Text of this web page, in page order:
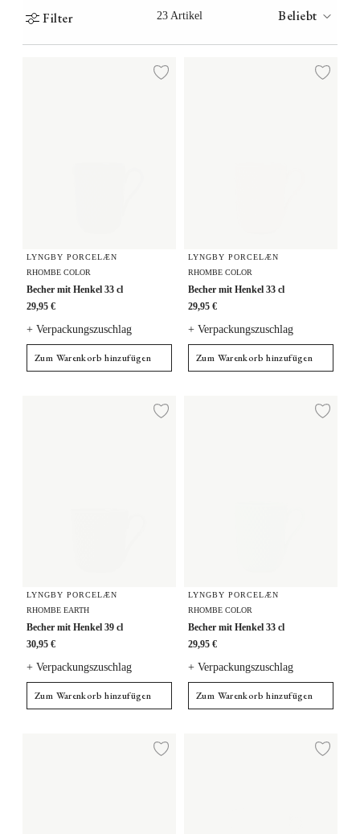
Filter 23 Artikel Beliebt
Zur Wunschliste
LYNGBY PORCELÆN
RHOMBE COLOR
Becher mit Henkel 33 cl
29,95 €
+ Verpackungszuschlag
Zum Warenkorb hinzufügen
LYNGBY PORCELÆN
RHOMBE COLOR
Becher mit Henkel 33 cl
29,95 €
+ Verpackungszuschlag
Zum Warenkorb hinzufügen
Zur Wunschliste
LYNGBY PORCELÆN
RHOMBE EARTH
Becher mit Henkel 39 cl
30,95 €
+ Verpackungszuschlag
Zum Warenkorb hinzufügen
LYNGBY PORCELÆN
RHOMBE COLOR
Becher mit Henkel 33 cl
29,95 €
+ Verpackungszuschlag
Zum Warenkorb hinzufügen
Zur Wunschliste
Teetasse mit Untertasse 24 cl